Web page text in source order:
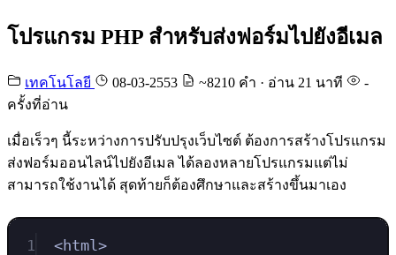
โปรแกรม PHP สำหรับส่งฟอร์มไปยังอีเมล
เทคโนโลยี 08-03-2553 ~8210 คำ · อ่าน 21 นาที
-
ครั้งที่อ่าน
เมื่อเร็วๆ นี้ระหว่างการปรับปรุงเว็บไซต์ ต้องการสร้างโปรแกรม
ส่งฟอร์มออนไลน์ไปยังอีเมล ได้ลองหลายโปรแกรมแต่ไม่
สามารถใช้งานได้ สุดท้ายก็ต้องศึกษาและสร้างขึ้นมาเอง
1
<html>